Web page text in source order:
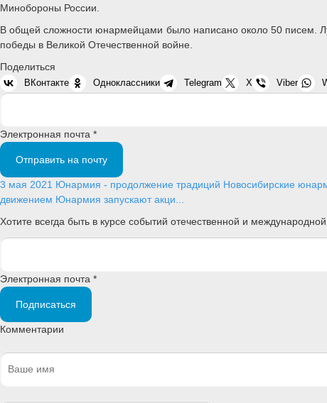
Минобороны России.
В общей сложности юнармейцами было написано около 50 писем.
победы в Великой Отечественной войне.
Поделиться
ВКонтакте Одноклассники Telegram X Viber
Электронная почта *
Отправить на почту
3 мая 2021 Юнармия - продолжение традиций Новосибирские
движением Юнармия запускают акци...
Хотите всегда быть в курсе событий отечественной и
Электронная почта *
Подписаться
Комментарии